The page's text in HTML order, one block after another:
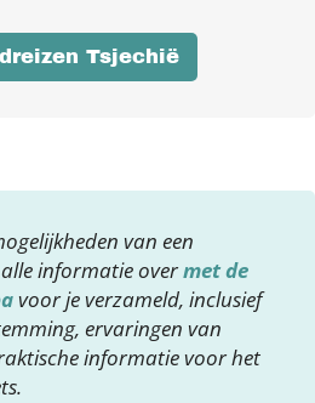
Tsjechië
van een
informatie overmet de
voor je verzameld, inclusief
ervaringen van
informatie voor het